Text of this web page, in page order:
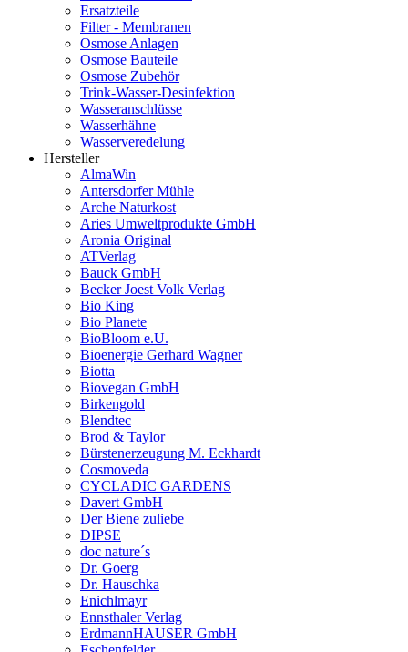
Ersatzteile
Filter - Membranen
Osmose Anlagen
Osmose Bauteile
Osmose Zubehör
Trink-Wasser-Desinfektion
Wasseranschlüsse
Wasserhähne
Wasserveredelung
Hersteller
AlmaWin
Antersdorfer Mühle
Arche Naturkost
Aries Umweltprodukte GmbH
Aronia Original
ATVerlag
Bauck GmbH
Becker Joest Volk Verlag
Bio King
Bio Planete
BioBloom e.U.
Bioenergie Gerhard Wagner
Biotta
Biovegan GmbH
Birkengold
Blendtec
Brod & Taylor
Bürstenerzeugung M. Eckhardt
Cosmoveda
CYCLADIC GARDENS
Davert GmbH
Der Biene zuliebe
DIPSE
doc nature´s
Dr. Goerg
Dr. Hauschka
Enichlmayr
Ennsthaler Verlag
ErdmannHAUSER GmbH